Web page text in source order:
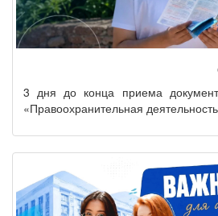
3 дня до конца приема
«Правоохранительная